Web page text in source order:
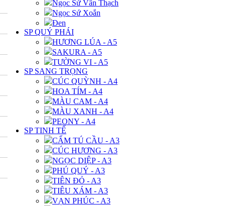
Ngọc Sứ Vân Thạch
Ngọc Sứ Xoắn
Đen
SP QUÝ PHÁI
HƯƠNG LÚA - A5
SAKURA - A5
TƯỜNG VI - A5
SP SANG TRỌNG
CÚC QUỲNH - A4
HOA TÍM - A4
MÀU CAM - A4
MÀU XANH - A4
PEONY - A4
SP TINH TẾ
CẨM TÚ CẦU - A3
CÚC HƯƠNG - A3
NGỌC DIỆP - A3
PHÚ QUÝ - A3
TIÊN ĐỎ - A3
TIÊU XÁM - A3
VẠN PHÚC - A3